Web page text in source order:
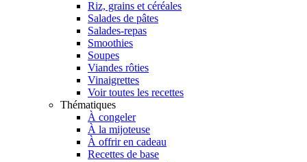
Riz, grains et céréales
Salades de pâtes
Salades-repas
Smoothies
Soupes
Viandes rôties
Vinaigrettes
Voir toutes les recettes
Thématiques
À congeler
À la mijoteuse
À offrir en cadeau
Recettes de base